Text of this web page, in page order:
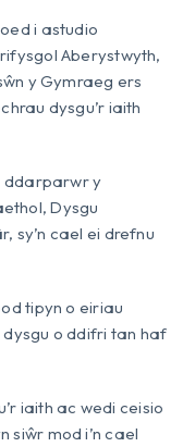
i astudio
Aberystwyth,
y Gymraeg ers
dysgu’r iaith
ddarparwr y
Dysgu
sy’n cael ei drefnu
tipyn o eiriau
dysgu o ddifri tan haf
iaith ac wedi ceisio
siŵr mod i’n cael